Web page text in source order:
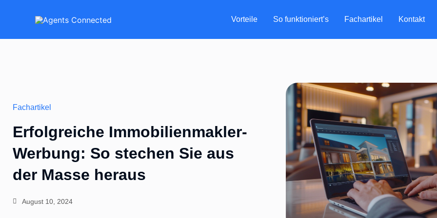
Vorteile So funktioniert’s Fachartikel Kontakt
Fachartikel
Erfolgreiche Immobilienmakler-
Werbung: So stechen Sie aus
der Masse heraus
August 10, 2024